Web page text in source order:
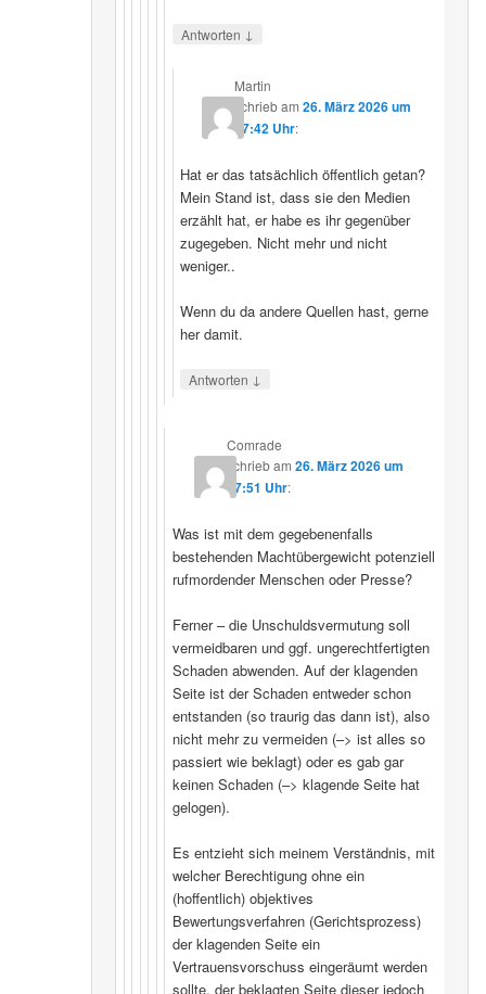
Antworten ↓
Martin
schriebam26. März 2026 um
07:42 Uhr:
Hat er das tatsächlich öffentlich getan?
Mein Stand ist, dass sie den Medien
erzählt hat, er habe es ihr gegenüber
zugegeben. Nicht mehr und nicht
weniger..
Wenn du da andere Quellen hast, gerne
her damit.
Antworten ↓
Comrade
schriebam 26. März 2026 um
17:51 Uhr:
Was ist mit dem gegebenenfalls
bestehenden Machtübergewicht potenziell
rufmordender Menschen oder Presse?
Ferner – die Unschuldsvermutung soll
vermeidbaren und ggf. ungerechtfertigten
Schaden abwenden. Auf der klagenden
Seite ist der Schaden entweder schon
entstanden (so traurig das dann ist), also
nicht mehr zu vermeiden (–> ist alles so
passiert wie beklagt) oder es gab gar
keinen Schaden (–> klagende Seite hat
gelogen).
Es entzieht sich meinem Verständnis, mit
welcher Berechtigung ohne ein
(hoffentlich) objektives
Bewertungsverfahren (Gerichtsprozess)
der klagenden Seite ein
Vertrauensvorschuss eingeräumt werden
sollte, der beklagten Seite dieser jedoch